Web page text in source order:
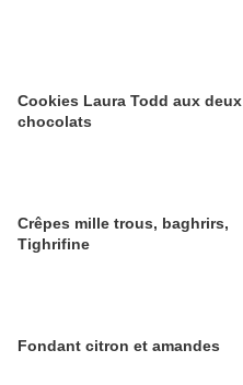
Cookies Laura Todd aux deux
chocolats
Crêpes mille trous, baghrirs,
Tighrifine
Fondant citron et amandes